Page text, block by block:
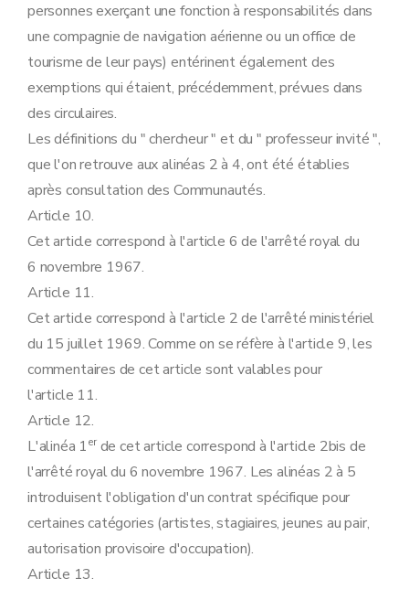
personnes exerçant une fonction à responsabilités dans
une compagnie de navigation aérienne ou un office de
tourisme de leur pays) entérinent également des
exemptions qui étaient, précédemment, prévues dans
des circulaires.
Les définitions du " chercheur " et du " professeur invité ",
que l'on retrouve aux alinéas 2 à 4, ont été établies
après consultation des Communautés.
Article 10.
Cet article correspond à l'article 6 de l'arrêté royal du
6 novembre 1967.
Article 11.
Cet article correspond à l'article 2 de l'arrêté ministériel
du 15 juillet 1969. Comme on se réfère à l'article 9, les
commentaires de cet article sont valables pour
l'article 11.
Article 12.
L'alinéa 1erde cet article correspond à l'article 2bis de
l'arrêté royal du 6 novembre 1967. Les alinéas 2 à 5
introduisent l'obligation d'un contrat spécifique pour
certaines catégories (artistes, stagiaires, jeunes au pair,
autorisation provisoire d'occupation).
Article 13.